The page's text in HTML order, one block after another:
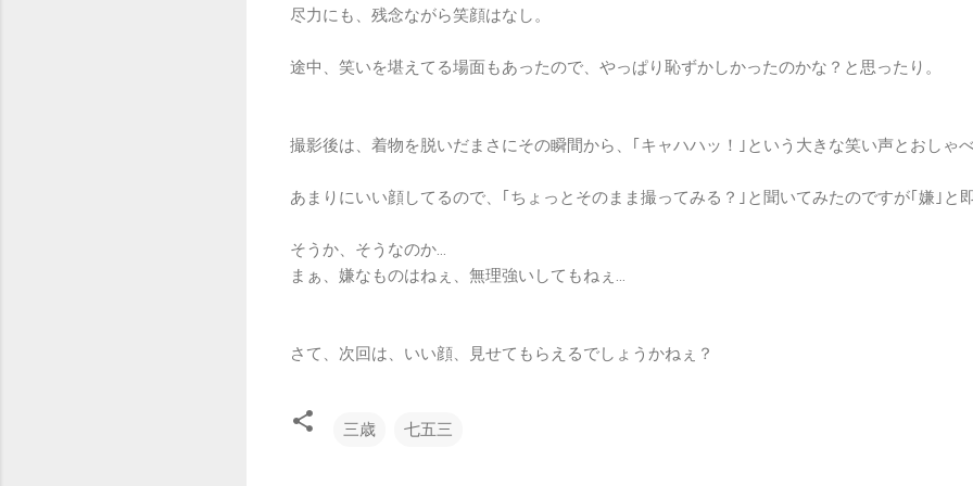
尽力にも、残念ながら笑顔はなし。
途中、笑いを堪えてる場面もあったので、やっぱり恥ずかしかったのかな？と思ったり。
撮影後は、着物を脱いだまさにその瞬間から、｢キャハハッ！｣という大きな笑い声とおしゃべ
あまりにいい顔してるので、｢ちょっとそのまま撮ってみる？｣と聞いてみたのですが｢嫌｣と即
そうか、そうなのか…
まぁ、嫌なものはねぇ、無理強いしてもねぇ…
さて、次回は、いい顔、見せてもらえるでしょうかねぇ？
三歳 七五三